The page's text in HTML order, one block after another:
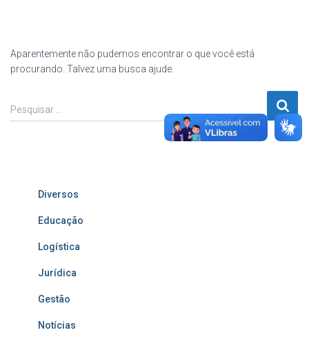
Aparentemente não pudemos encontrar o que você está
procurando. Talvez uma busca ajude.
Pesquisar
por:
Pesquisar …
Diversos
Educação
Logística
Jurídica
Gestão
Notícias